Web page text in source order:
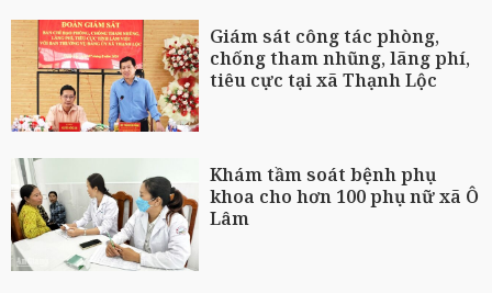
Giám sát công tác phòng,
chống tham nhũng, lãng phí,
tiêu cực tại xã Thạnh Lộc
Khám tầm soát bệnh phụ
khoa cho hơn 100 phụ nữ xã Ô
Lâm